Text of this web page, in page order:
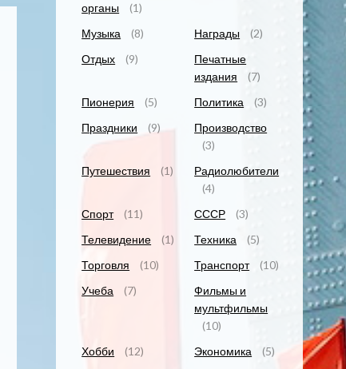
органы
(1)
Музыка (8) Награды
(2)
Отдых
(9)
Печатные
издания
(7)
Пионерия
(5) Политика
(3)
Праздники
(9)
Производство
(3)
Путешествия
(1)
Радиолюбители
(4)
Спорт
(11) СССР
(3)
Телевидение
(1) Техника
(5)
Торговля
(10) Транспорт
(10)
Учеба
(7)
Фильмы и
мультфильмы
(10)
Хобби
(12) Экономика
(5)